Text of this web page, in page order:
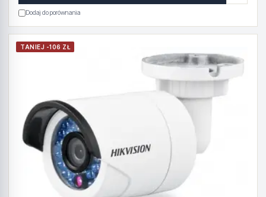
Dodaj do porównania
TANIEJ -106 ZŁ